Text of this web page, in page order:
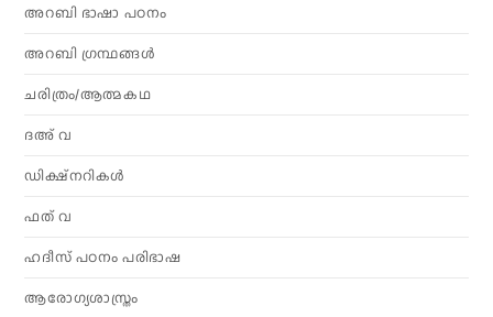
അറബി ഭാഷാ പഠനം
അറബി ഗ്രന്ഥങ്ങൾ
ചരിത്രം/ആത്മകഥ
ദഅ് വ
ഡിക്ഷ്നറികൾ
ഫത് വ
ഹദീസ് പഠനം പരിഭാഷ
ആരോഗ്യശാസ്ത്രം